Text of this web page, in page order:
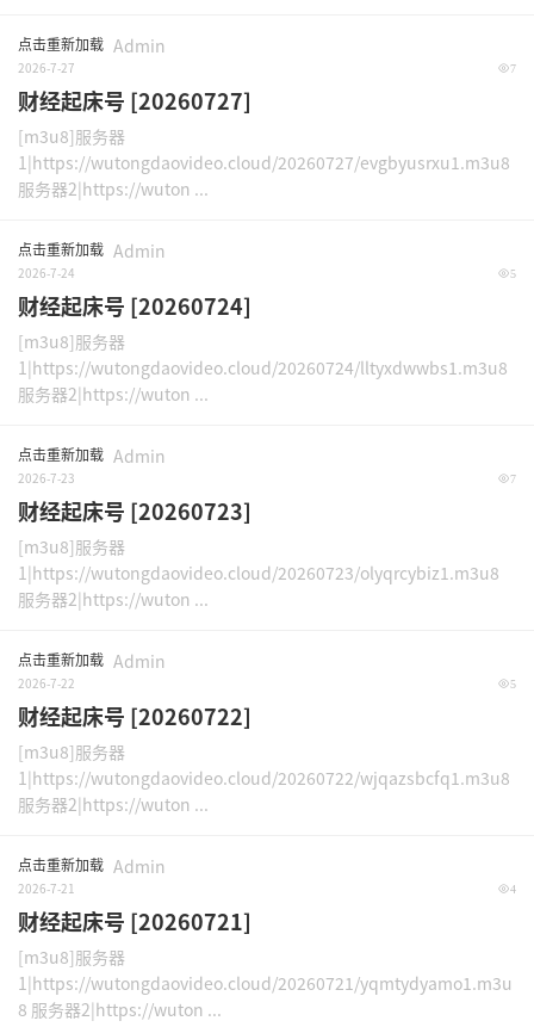
点击重新加载 Admin
2026-7-27 7
财经起床号 [20260727]
[m3u8]服务器
1|https://wutongdaovideo.cloud/20260727/evgbyusrxu1.m3u8
服务器2|https://wuton ...
点击重新加载 Admin
2026-7-24 5
财经起床号 [20260724]
[m3u8]服务器
1|https://wutongdaovideo.cloud/20260724/lltyxdwwbs1.m3u8
服务器2|https://wuton ...
点击重新加载 Admin
2026-7-23 7
财经起床号 [20260723]
[m3u8]服务器
1|https://wutongdaovideo.cloud/20260723/olyqrcybiz1.m3u8
服务器2|https://wuton ...
点击重新加载 Admin
2026-7-22 5
财经起床号 [20260722]
[m3u8]服务器
1|https://wutongdaovideo.cloud/20260722/wjqazsbcfq1.m3u8
服务器2|https://wuton ...
点击重新加载 Admin
2026-7-21 4
财经起床号 [20260721]
[m3u8]服务器
1|https://wutongdaovideo.cloud/20260721/yqmtydyamo1.m3u
8 服务器2|https://wuton ...